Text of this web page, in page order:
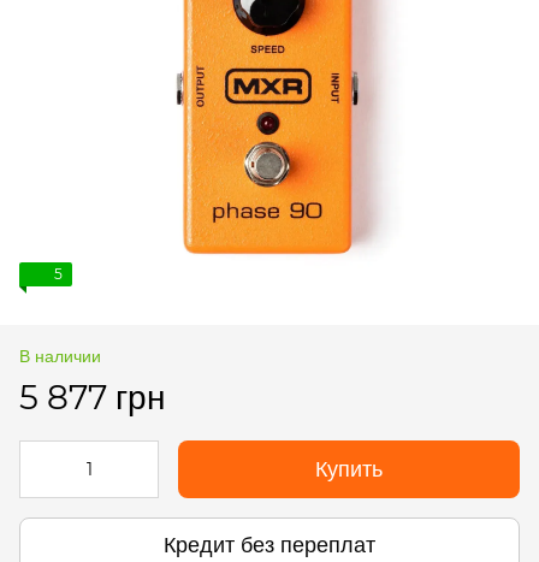
5
В наличии
5 877 грн
Купить
Кредит без переплат